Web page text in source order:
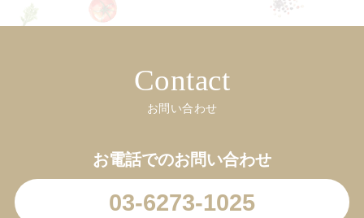
Contact
お問い合わせ
お電話でのお問い合わせ
03-6273-1025